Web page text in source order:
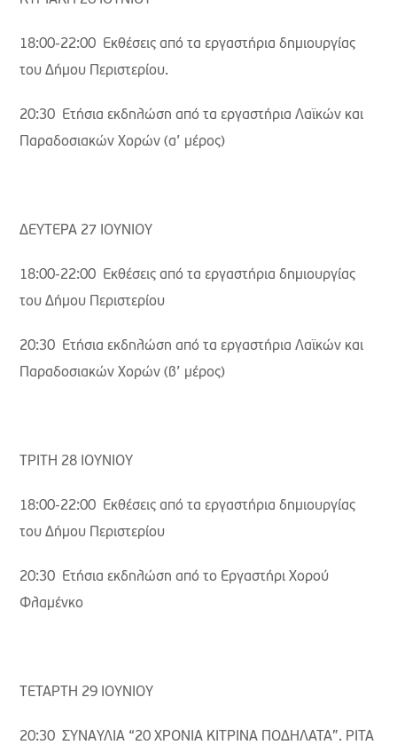
18:00-22:00 Εκθέσεις από τα εργαστήρια δημιουργίας
του Δήμου Περιστερίου.
20:30 Ετήσια εκδηλώση από τα εργαστήρια Λαϊκών και
Παραδοσιακών Χορών (α’ μέρος)
ΔΕΥΤΕΡΑ 27 ΙΟΥΝΙΟΥ
18:00-22:00 Εκθέσεις από τα εργαστήρια δημιουργίας
του Δήμου Περιστερίου
20:30 Ετήσια εκδηλώση από τα εργαστήρια Λαϊκών και
Παραδοσιακών Χορών (β’ μέρος)
ΤΡΙΤΗ 28 ΙΟΥΝΙΟΥ
18:00-22:00 Εκθέσεις από τα εργαστήρια δημιουργίας
του Δήμου Περιστερίου
20:30 Ετήσια εκδηλώση από το Εργαστήρι Χορού
Φλαμένκο
ΤΕΤΑΡΤΗ 29 ΙΟΥΝΙΟΥ
20:30 ΣΥΝΑΥΛΙΑ “20 ΧΡΟΝΙΑ ΚΙΤΡΙΝΑ ΠΟΔΗΛΑΤΑ”. ΡΙΤΑ